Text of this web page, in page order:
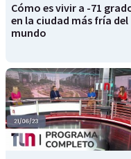
Cómo es vivir a -71
en la ciudad más fría del
mundo